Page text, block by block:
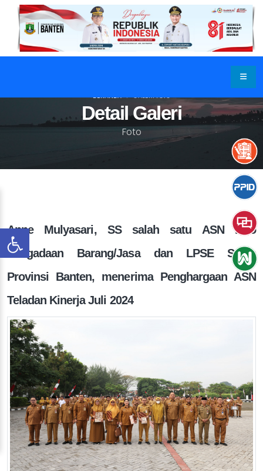
Detail Galeri
Foto
BERANDA GALERI FOTO
Anne Mulyasari, SS salah satu ASN Biro
Pengadaan Barang/Jasa dan LPSE Setda
Provinsi Banten, menerima Penghargaan ASN
Teladan Kinerja Juli 2024